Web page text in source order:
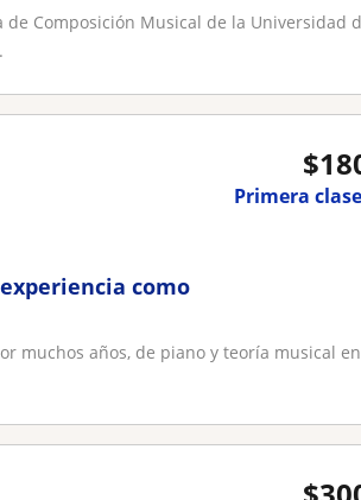
Composición Musical de la Universidad
$
Primera
como
muchos años, de piano y teoría musical